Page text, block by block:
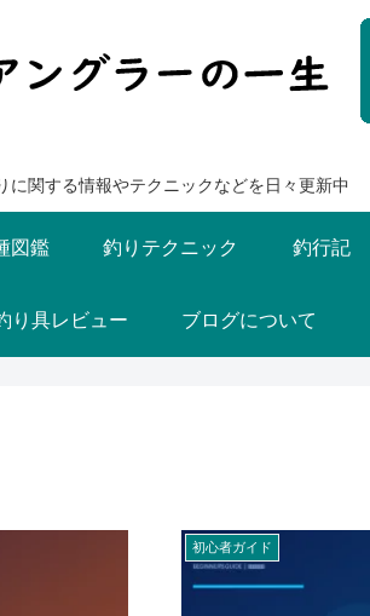
に関する情報やテクニックなどを日々更新中
図鑑 釣りテクニック 釣行記
り具レビュー ブログについて
初心者ガイド